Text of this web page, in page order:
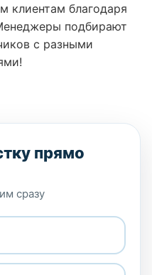
клиентам благодаря
подбирают
с разными
прямо
сразу